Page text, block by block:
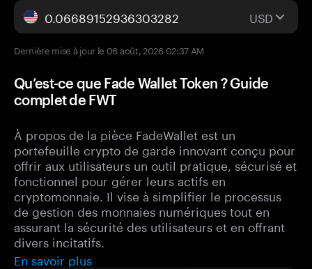
USD
Dernière mise à jour le 06 août, 2026 02:37 AM
Qu’est-ce que Fade Wallet Token ? Guide
complet de FWT
À propos de la pièce FadeWallet est un
portefeuille crypto de garde innovant conçu pour
offrir aux utilisateurs un outil pratique, sécurisé et
fonctionnel pour gérer leurs actifs en
cryptomonnaie. Il vise à simplifier le processus
de gestion des monnaies numériques tout en
assurant la sécurité des utilisateurs et en offrant
divers incitatifs.
En savoir plus